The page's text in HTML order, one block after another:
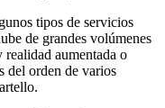
tipos de servicios
de grandes volúmenes
aumentada o
del orden de varios